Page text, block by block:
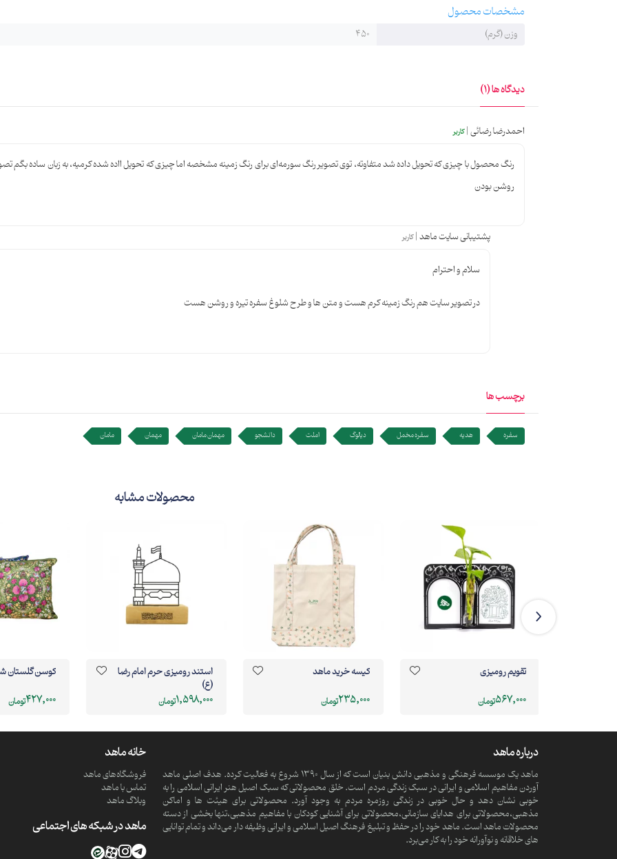
مشخصات محصول
وزن (گرم) 450
دیدگاه ها (1)
احمدرضا رضائی |کاربر
رنگ محصول با چیزی که تحویل داده شد متفاوته، توی تصویر رنگ سورمه‌ای برای رنگ زمینه مشخصه اما چیزی که تحویل ااده شده کرمیه، به زبان ساده
روشن بودن
پشتیبانی سایت ماهد |کاربر
سلام و احترام
در تصویر سایت هم رنگ زمینه کرم هست و متن ها و طرح شلوغ سفره تیره و روشن هست
برچسب ها
سفره هدیه سفره مخمل دیالوگ املت دانشجو مهمان مامان مهمان مامان
محصولات مشابه
تقویم رومیزی
567,000تومان
کیسه خرید ماهد
235,000تومان
استند رومیزی حرم امام رضا
(ع)
1,598,000تومان
کوسن گلستان
427,000تومان
درباره ماهد
ماهد یک موسسه فرهنگی و مذهبی دانش بنیان است که از سال 1390 شروع به فعالیت کرده. هدف اصلی ماهد
آوردن مفاهیم اسلامی و ایرانی در سبک زندگی مردم است. خلق محصولاتی که سبک اصیل هنر ایرانی اسلامی را به
خوبی نشان دهد و حال خوبی در زندگی روزمره مردم به وجود آورد. محصولاتی برای هیئت ها و اماکن
مذهبی،محصولاتی برای هدایای سازمانی،محصولاتی برای آشنایی کودکان با مفاهیم مذهبی،تنها بخشی از دسته
محصولات ماهد است. ماهد خود را در حفظ و تبلیغ فرهنگ اصیل اسلامی و ایرانی وظیفه دار می‌داند و تمام توانایی
های خلاقانه و نوآورانه خود را به کار می‌برد.
خانه ماهد
فروشگاه‌های ماهد
تماس با ماهد
وبلاگ ماهد
ماهد در شبکه های اجتماعی